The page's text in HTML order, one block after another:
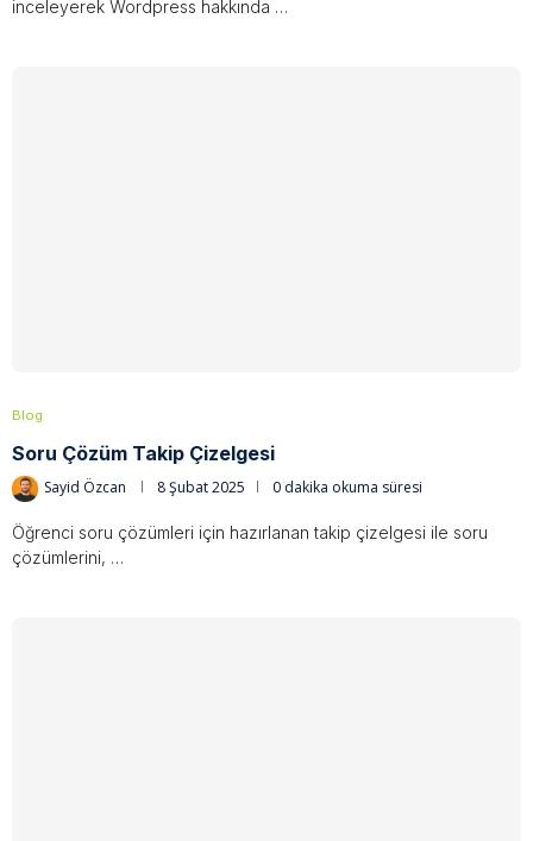
inceleyerek Wordpress hakkında …
Blog
Soru Çözüm Takip Çizelgesi
Sayid Özcan 8 Şubat 2025 0 dakika okuma süresi
Öğrenci soru çözümleri için hazırlanan takip çizelgesi ile soru
çözümlerini, …